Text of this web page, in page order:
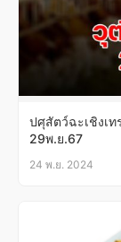
ปศุสัตว์ฉะเชิงเ
29พ.ย.67
24 พ.ย. 2024